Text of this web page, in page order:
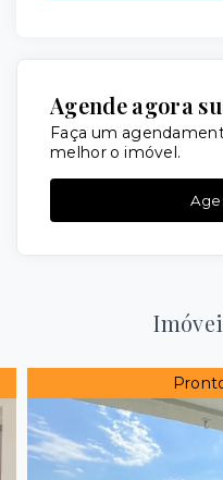
Agende agora
Faça um
melhor o imóvel.